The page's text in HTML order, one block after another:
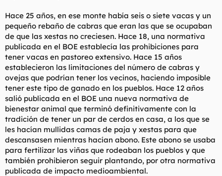
Hace 25 años, en ese monte había seis o siete vacas y un
pequeño rebaño de cabras que eran las que se ocupaban
de que las xestas no creciesen. Hace 18, una normativa
publicada en el BOE establecía las prohibiciones para
tener vacas en pastoreo extensivo. Hace 15 años
establecieron las limitaciones del número de cabras y
ovejas que podrían tener los vecinos, haciendo imposible
tener este tipo de ganado en los pueblos. Hace 12 años
salió publicada en el BOE una nueva normativa de
bienestar animal que terminó definitivamente con la
tradición de tener un par de cerdos en casa, a los que se
les hacían mullidas camas de paja y xestas para que
descansasen mientras hacían abono. Este abono se usaba
para fertilizar las viñas que rodeaban los pueblos y que
también prohibieron seguir plantando, por otra normativa
publicada de impacto medioambiental.